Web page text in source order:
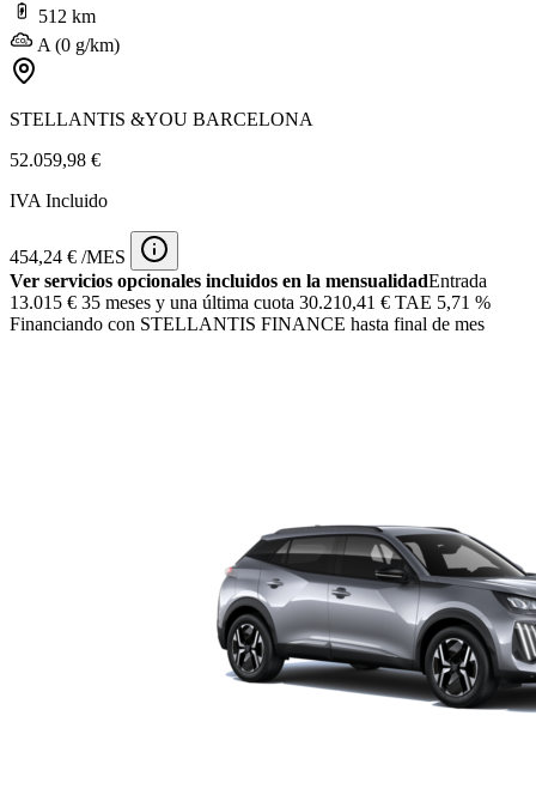
512 km
A (0 g/km)
STELLANTIS &YOU BARCELONA
52.059,98 €
IVA Incluido
454,24 € /MES
Ver servicios opcionales incluidos en la mensualidadEntrada
13.015 € 35 meses y una última cuota 30.210,41 € TAE 5,71 %
Financiando con STELLANTIS FINANCE hasta final de mes